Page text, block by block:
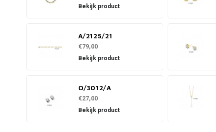
Bekijk product
A/2125/21
€79,00
Bekijk product
O/3012/A
€27,00
Bekijk product